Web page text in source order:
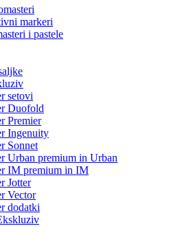
markeri
i pastele
setovi
Duofold
Premier
Ingenuity
Sonnet
Urban premium in Urban
IM premium in IM
Jotter
Vector
dodatki